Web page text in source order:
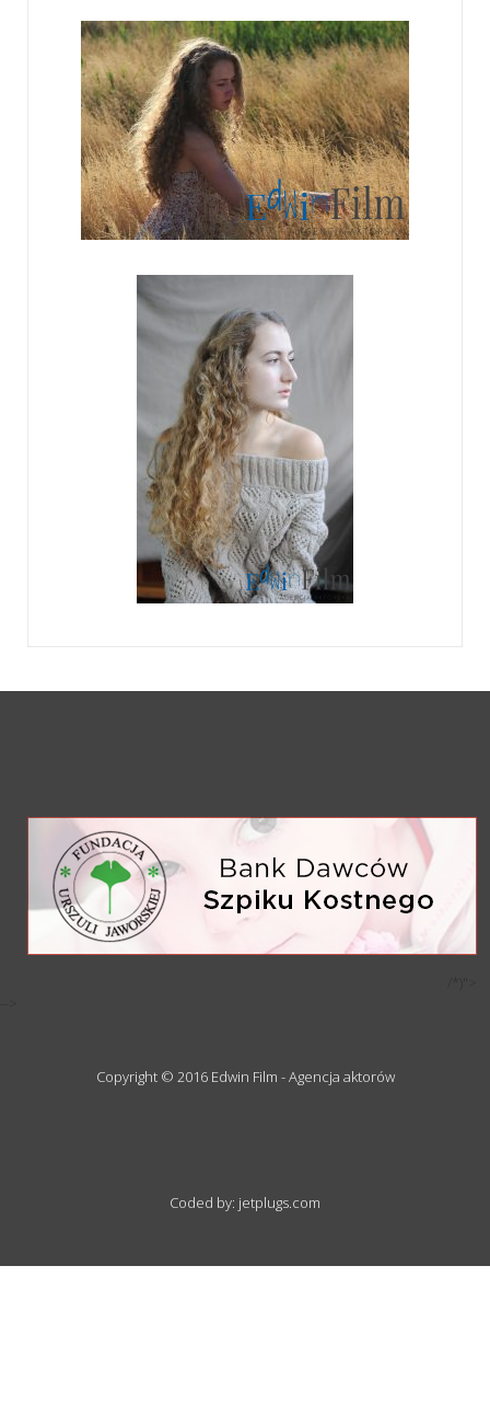
Copyright © 2016 Edwin Film - Agencja aktorów
Coded by: jetplugs.com